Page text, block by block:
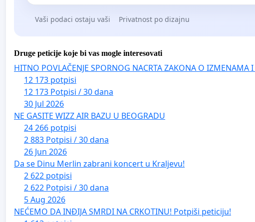
Vaši podaci ostaju vaši Privatnost po dizajnu
Druge peticije koje bi vas mogle interesovati
HITNO POVLAČENJE SPORNOG NACRTA ZAKONA O
12 173 potpisi
12 173 Potpisi / 30 dana
30 Jul 2026
NE GASITE WIZZ AIR BAZU U BEOGRADU
24 266 potpisi
2 883 Potpisi / 30 dana
26 Jun 2026
Da se Dinu Merlin zabrani koncert u Kraljevu!
2 622 potpisi
2 622 Potpisi / 30 dana
5 Aug 2026
NEĆEMO DA INĐIJA SMRDI NA CRKOTINU! Potpiši peticiju!